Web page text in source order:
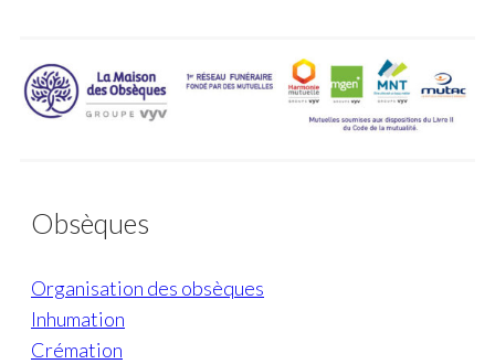
Obsèques
Organisation des obsèques
Inhumation
Crémation